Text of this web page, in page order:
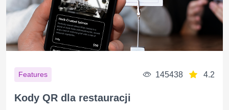
Features 145438 4.2
Kody QR dla restauracji